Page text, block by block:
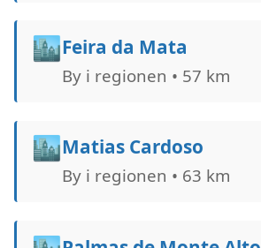
🏙️Feira da Mata
By i regionen • 57 km
🏙️Matias Cardoso
By i regionen • 63 km